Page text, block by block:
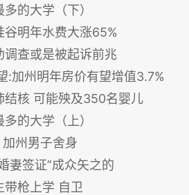
的大学（下）
谷明年水费大涨65%
调查或是被起诉前兆
:加州明年房价有望增值3.7%
结核 可能殃及350名婴儿
的大学（上）
州男子舍身
妻签证”成众矢之的
带枪上学 自卫